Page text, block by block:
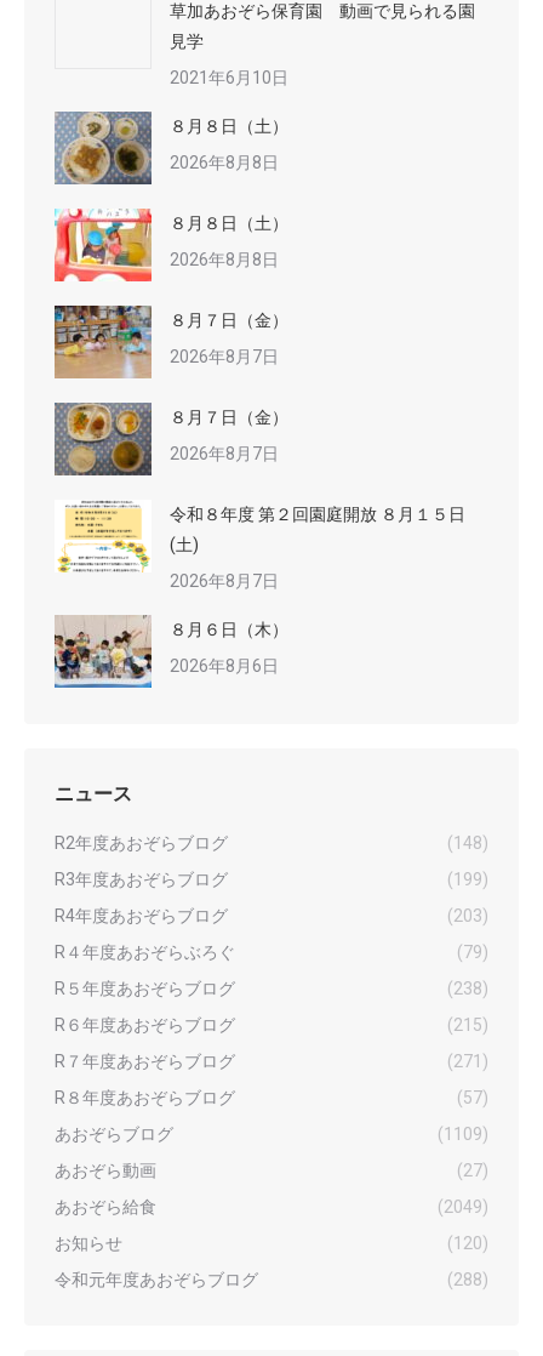
草加あおぞら保育園 動画で見られる園
見学
2021年6月10日
８月８日（土）
2026年8月8日
８月８日（土）
2026年8月8日
８月７日（金）
2026年8月7日
８月７日（金）
2026年8月7日
令和８年度 第２回園庭開放 ８月１５日
(土)
2026年8月7日
８月６日（木）
2026年8月6日
ニュース
R2年度あおぞらブログ
(148)
R3年度あおぞらブログ
(199)
R4年度あおぞらブログ
(203)
R４年度あおぞらぶろぐ
(79)
R５年度あおぞらブログ
(238)
R６年度あおぞらブログ
(215)
R７年度あおぞらブログ
(271)
R８年度あおぞらブログ
(57)
あおぞらブログ
(1109)
あおぞら動画
(27)
あおぞら給食
(2049)
お知らせ
(120)
令和元年度あおぞらブログ
(288)